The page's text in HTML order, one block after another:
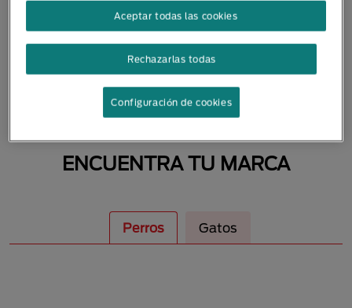
ENCUENTRA TU MARCA
Perros Gatos
Rechazarlas todas
Aceptar todas las cookies
Configuración de cookies